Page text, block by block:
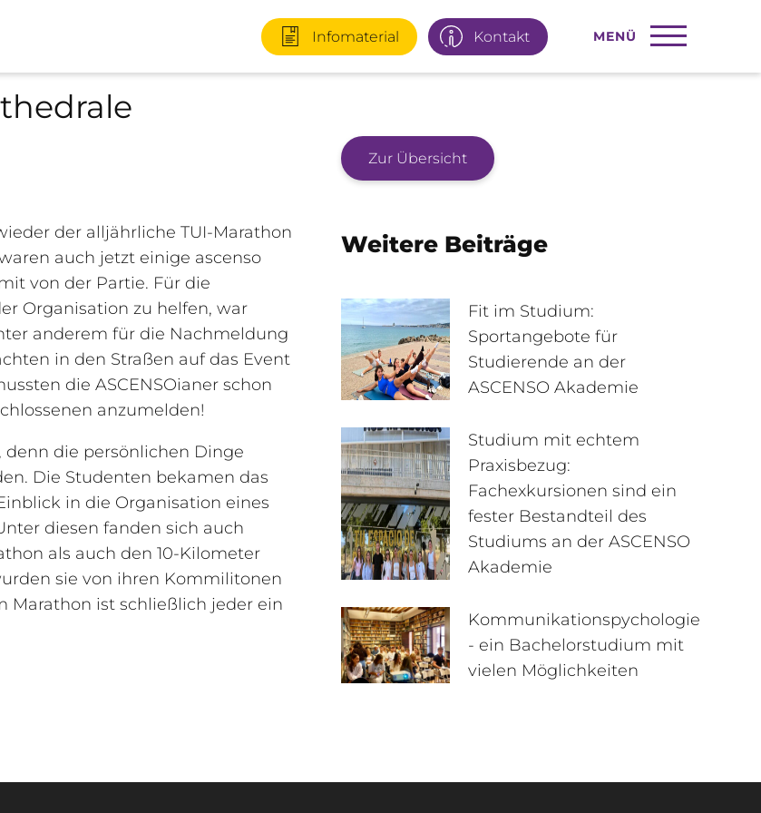
Infomaterial Kontakt MENÜ
+49 170 222 77 66
Infomaterial
+49 3727 95 92 977 Interner Bereich
der alljährliche TUI-Marathon
auch jetzt einige ascenso
von der Partie. Für die
Organisation zu helfen, war
anderem für die Nachmeldung
in den Straßen auf das Event
die ASCENSOianer schon
anzumelden!
die persönlichen Dinge
Die Studenten bekamen das
in die Organisation eines
diesen fanden sich auch
als auch den 10-Kilometer
sie von ihren Kommilitonen
Marathon ist schließlich jeder ein
Zur Übersicht
Weitere Beiträge
Fit im Studium:
Sportangebote für
Studierende an der
ASCENSO Akademie
Studium mit echtem
Praxisbezug:
Fachexkursionen sind ein
fester Bestandteil des
Studiums an der ASCENSO
Akademie
Kommunikationspychologie
- ein Bachelorstudium mit
vielen Möglichkeiten